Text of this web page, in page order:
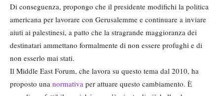
Di conseguenza, propongo che il presidente modifichi la politica
americana per lavorare con Gerusalemme e continuare a inviare
aiuti ai palestinesi, a patto che la stragrande maggioranza dei
destinatari ammettano formalmente di non essere profughi e di
non esserlo mai stati.
Il Middle East Forum, che lavora su questo tema dal 2010, ha
proposto una normativa per attuare questo cambiamento. È